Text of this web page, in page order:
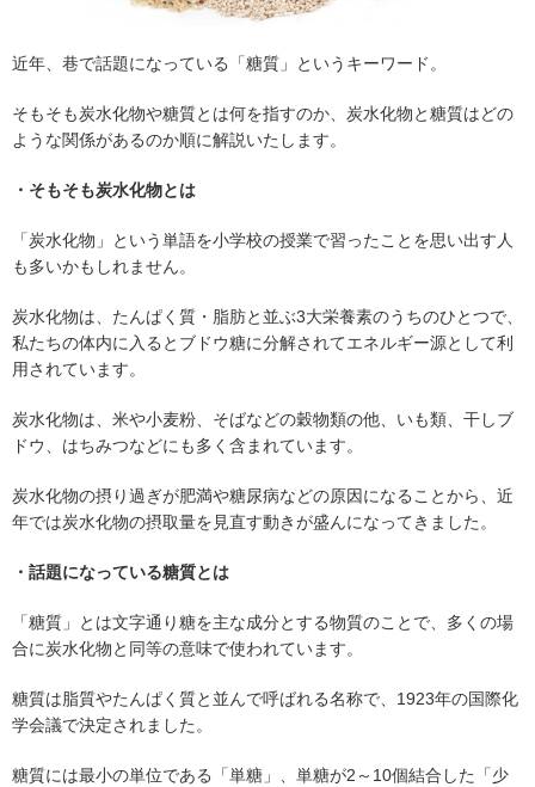
近年、巷で話題になっている「糖質」というキーワード。
そもそも炭水化物や糖質とは何を指すのか、炭水化物と糖質はどの
ような関係があるのか順に解説いたします。
・そもそも炭水化物とは
「炭水化物」という単語を小学校の授業で習ったことを思い出す人
も多いかもしれません。
炭水化物は、たんぱく質・脂肪と並ぶ3大栄養素のうちのひとつで、
私たちの体内に入るとブドウ糖に分解されてエネルギー源として利
用されています。
炭水化物は、米や小麦粉、そばなどの穀物類の他、いも類、干しブ
ドウ、はちみつなどにも多く含まれています。
炭水化物の摂り過ぎが肥満や糖尿病などの原因になることから、近
年では炭水化物の摂取量を見直す動きが盛んになってきました。
・話題になっている糖質とは
「糖質」とは文字通り糖を主な成分とする物質のことで、多くの場
合に炭水化物と同等の意味で使われています。
糖質は脂質やたんぱく質と並んで呼ばれる名称で、1923年の国際化
学会議で決定されました。
糖質には最小の単位である「単糖」、単糖が2～10個結合した「少